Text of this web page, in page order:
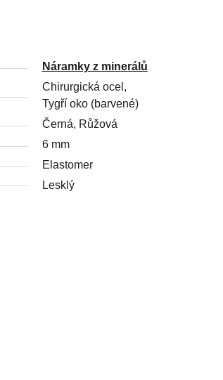
Náramky z minerálů
Chirurgická ocel,
Tygří oko (barvené)
Černá, Růžová
6 mm
Elastomer
Lesklý